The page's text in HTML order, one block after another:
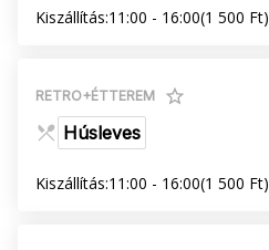
Kiszállítás:11:00 - 16:00(1 500 Ft)
RETRO+ÉTTEREM
Húsleves
Kiszállítás:11:00 - 16:00(1 500 Ft)